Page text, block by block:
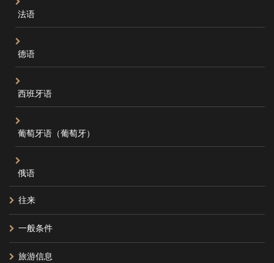
法语
德语
西班牙语
葡萄牙语（葡萄牙）
俄语
往来
一般条件
旅游信息